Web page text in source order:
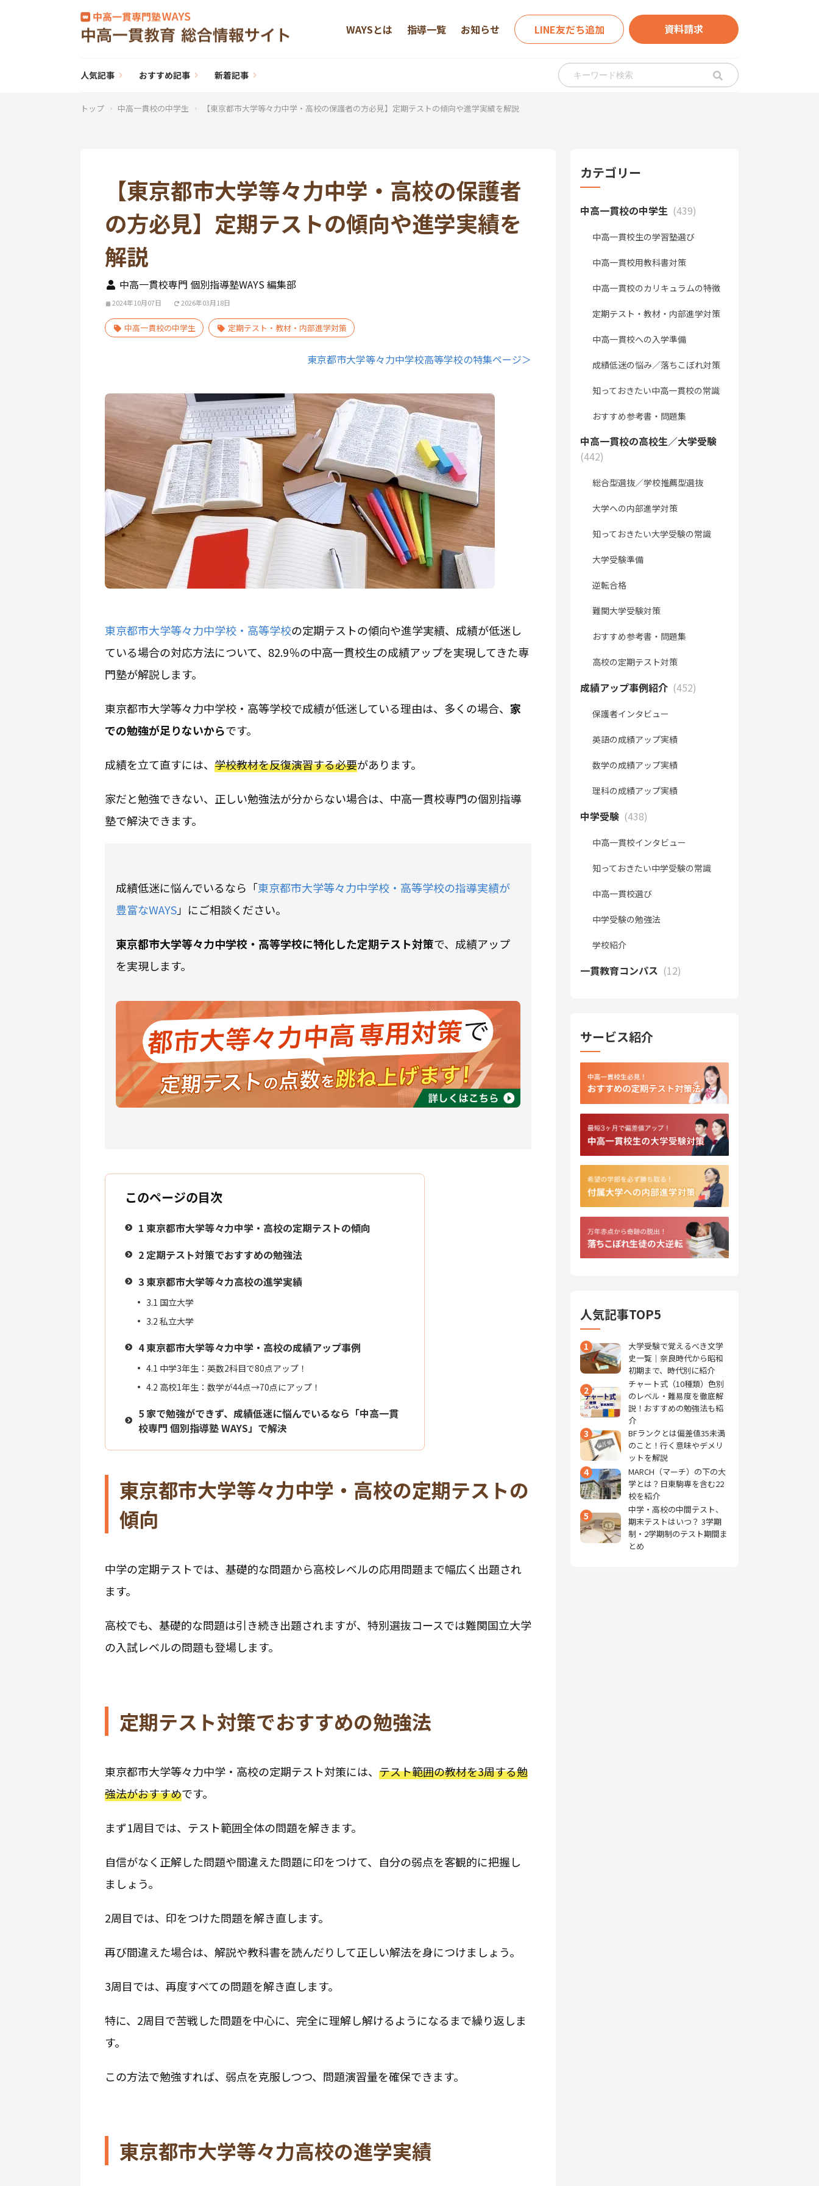
WAYSとは 指導一覧 お知らせ LINE友だち追加 資料請求
人気記事 おすすめ記事 新着記事
トップ 中高一貫校の中学生 【東京都市大学等々力中学・高校の保護者の方必見】定期テストの傾向や進学実績を解説
【東京都市大学等々力中学・高校の保護者
の方必見】定期テストの傾向や進学実績を
解説
中高一貫校専門 個別指導塾WAYS 編集部
2024年10月07日 2026年03月18日
中高一貫校の中学生 定期テスト・教材・内部進学対策
東京都市大学等々力中学校高等学校の特集ページ＞
東京都市大学等々力中学校・高等学校の定期テストの傾向や進学実績、成績が低迷し
ている場合の対応方法について、82.9％の中高一貫校生の成績アップを実現してきた専
門塾が解説します。
東京都市大学等々力中学校・高等学校で成績が低迷している理由は、多くの場合、 家
での勉強が足りないからです。
成績を立て直すには、 学校教材を反復演習する必要があります。
家だと勉強できない、正しい勉強法が分からない場合は、中高一貫校専門の個別指導
塾で解決できます。
成績低迷に悩んでいるなら「東京都市大学等々力中学校・高等学校の指導実績が
豊富なWAYS」にご相談ください。
東京都市大学等々力中学校・高等学校に特化した定期テスト対策で、成績アップ
を実現します。
このページの目次
1 東京都市大学等々力中学・高校の定期テストの傾向
2 定期テスト対策でおすすめの勉強法
3 東京都市大学等々力高校の進学実績
3.1 国立大学
3.2 私立大学
4東京都市大学等々力中学・高校の成績アップ事例
4.1 中学3年生：英数2科目で80点アップ！
4.2 高校1年生：数学が44点→70点にアップ！
5 家で勉強ができず、成績低迷に悩んでいるなら「中高一貫
校専門 個別指導塾 WAYS」で解決
東京都市大学等々力中学・高校の定期テストの
傾向
中学の定期テストでは、基礎的な問題から高校レベルの応用問題まで幅広く出題され
ます。
高校でも、基礎的な問題は引き続き出題されますが、特別選抜コースでは難関国立大学
の入試レベルの問題も登場します。
定期テスト対策でおすすめの勉強法
東京都市大学等々力中学・高校の定期テスト対策には、 テスト範囲の教材を3周する勉
強法がおすすめです。
まず1周目では、テスト範囲全体の問題を解きます。
自信がなく正解した問題や間違えた問題に印をつけて、自分の弱点を客観的に把握し
ましょう。
2周目では、印をつけた問題を解き直します。
再び間違えた場合は、解説や教科書を読んだりして正しい解法を身につけましょう。
3周目では、再度すべての問題を解き直します。
特に、2周目で苦戦した問題を中心に、完全に理解し解けるようになるまで繰り返しま
す。
この方法で勉強すれば、弱点を克服しつつ、問題演習量を確保できます。
東京都市大学等々力高校の進学実績
カテゴリー
中高一貫校の中学生 (439)
中高一貫校生の学習塾選び
中高一貫校用教科書対策
中高一貫校のカリキュラムの特徴
定期テスト・教材・内部進学対策
中高一貫校への入学準備
成績低迷の悩み／落ちこぼれ対策
知っておきたい中高一貫校の常識
おすすめ参考書・問題集
中高一貫校の高校生／大学受験
(442)
総合型選抜／学校推薦型選抜
大学への内部進学対策
知っておきたい大学受験の常識
大学受験準備
逆転合格
難関大学受験対策
おすすめ参考書・問題集
高校の定期テスト対策
成績アップ事例紹介 (452)
保護者インタビュー
英語の成績アップ実績
数学の成績アップ実績
理科の成績アップ実績
中学受験 (438)
中高一貫校インタビュー
知っておきたい中学受験の常識
中高一貫校選び
中学受験の勉強法
学校紹介
一貫教育コンパス (12)
サービス紹介
人気記事TOP5
1
大学受験で覚えるべき文学
史一覧｜奈良時代から昭和
初期まで、時代別に紹介
2
チャート式（10種類）色別
のレベル・難易度を徹底解
説！おすすめの勉強法も紹
介
3
BFランクとは偏差値35未満
のこと！行く意味やデメリ
ットを解説
4
MARCH（マーチ）の下の大
学とは？日東駒専を含む22
校を紹介
5
中学・高校の中間テスト、
期末テストはいつ？ 3学期
制・2学期制のテスト期間ま
とめ